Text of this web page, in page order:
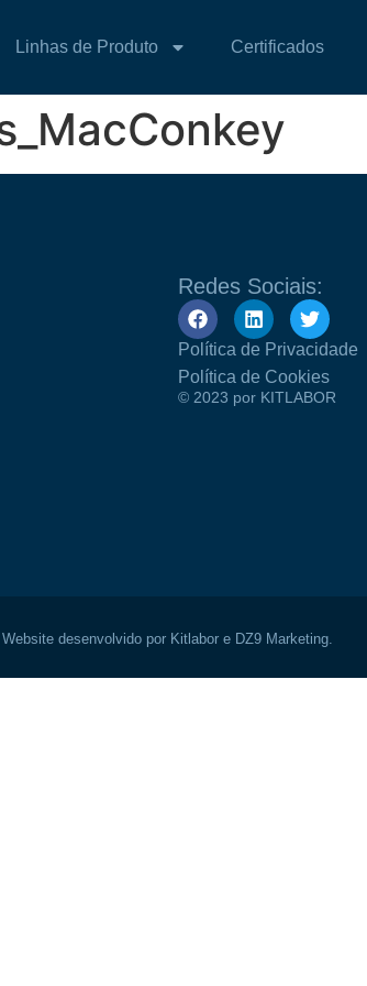
Linhas de Produto Certificados
Redes Sociais:
Política de Privacidade
Política de Cookies
© 2023 por KITLABOR
Website desenvolvido por Kitlabor e DZ9 Marketing.